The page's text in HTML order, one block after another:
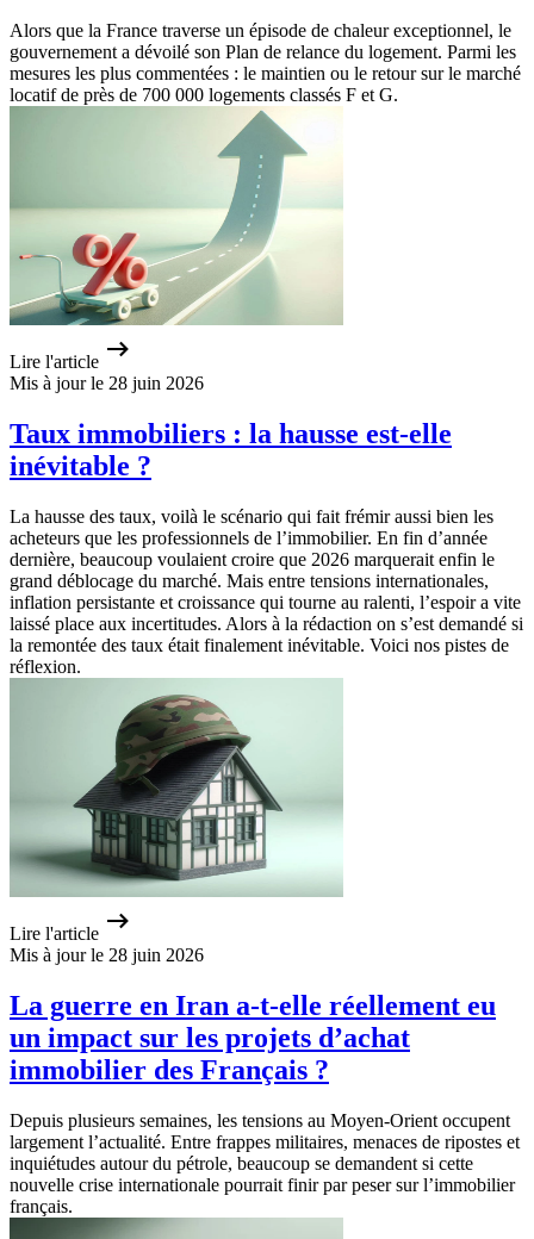
Alors que la France traverse un épisode de chaleur exceptionnel, le
gouvernement a dévoilé son Plan de relance du logement. Parmi les
mesures les plus commentées : le maintien ou le retour sur le marché
locatif de près de 700 000 logements classés F et G.
Lire l'article
Mis à jour le 28 juin 2026
Taux immobiliers : la hausse est-elle
inévitable ?
La hausse des taux, voilà le scénario qui fait frémir aussi bien les
acheteurs que les professionnels de l’immobilier. En fin d’année
dernière, beaucoup voulaient croire que 2026 marquerait enfin le
grand déblocage du marché. Mais entre tensions internationales,
inflation persistante et croissance qui tourne au ralenti, l’espoir a vite
laissé place aux incertitudes. Alors à la rédaction on s’est demandé si
la remontée des taux était finalement inévitable. Voici nos pistes de
réflexion.
Lire l'article
Mis à jour le 28 juin 2026
La guerre en Iran a-t-elle réellement eu
un impact sur les projets d’achat
immobilier des Français ?
Depuis plusieurs semaines, les tensions au Moyen-Orient occupent
largement l’actualité. Entre frappes militaires, menaces de ripostes et
inquiétudes autour du pétrole, beaucoup se demandent si cette
nouvelle crise internationale pourrait finir par peser sur l’immobilier
français.